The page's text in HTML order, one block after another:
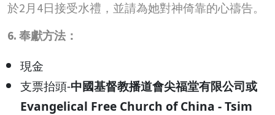
於2月4日接受水禮，並請為她對神倚靠的心禱告。
6. 奉獻方法 ：
現金
支票抬頭-中國基督教播道會尖福堂有限公司或
Evangelical Free Church of China - Tsim